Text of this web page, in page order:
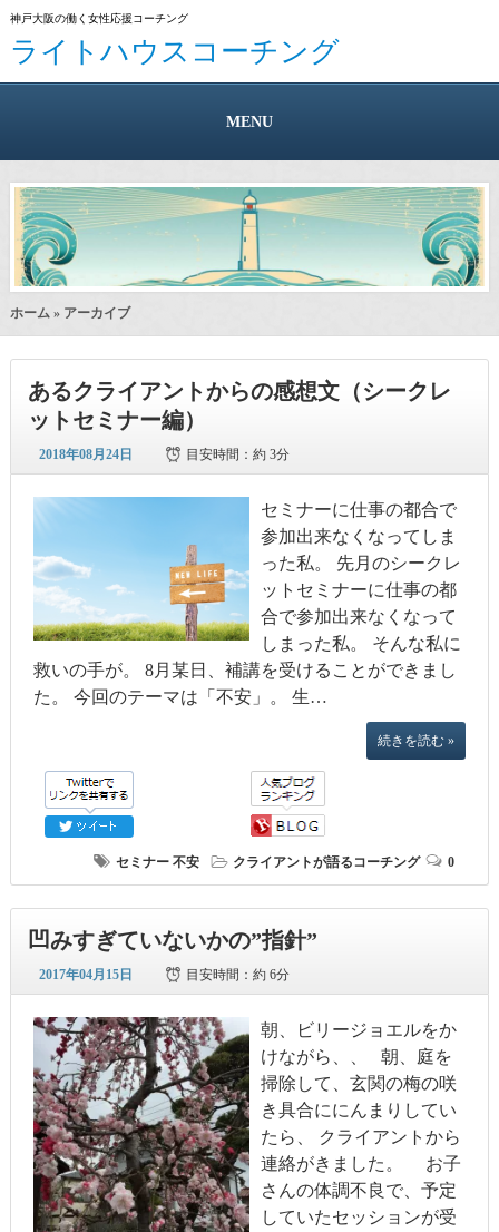
神戸大阪の働く女性応援コーチング
ライトハウスコーチング
MENU
ホーム » アーカイブ
あるクライアントからの感想文（シークレ
ットセミナー編）
2018年08月24日 目安時間：約 3分
セミナーに仕事の都合で
参加出来なくなってしま
った私。 先月のシークレ
ットセミナーに仕事の都
合で参加出来なくなって
しまった私。 そんな私に
救いの手が。 8月某日、補講を受けることができまし
た。 今回のテーマは「不安」。 生…
続きを読む »
セミナー 不安 クライアントが語るコーチング 0
凹みすぎていないかの”指針”
2017年04月15日 目安時間：約 6分
朝、ビリージョエルをか
けながら、、 朝、庭を
掃除して、玄関の梅の咲
き具合ににんまりしてい
たら、 クライアントから
連絡がきました。 お子
さんの体調不良で、予定
していたセッションが受